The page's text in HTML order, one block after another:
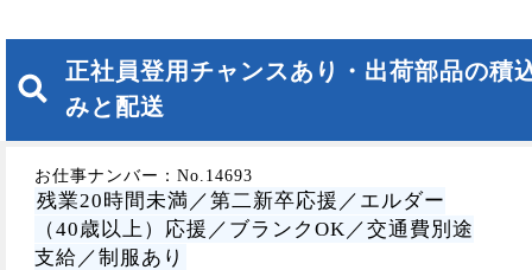
正社員登用チャンスあり・出荷部品の積
みと配送
お仕事ナンバー：No.14693
残業20時間未満／第二新卒応援／エルダー
（40歳以上）応援／ブランクOK／交通費別途
支給／制服あり